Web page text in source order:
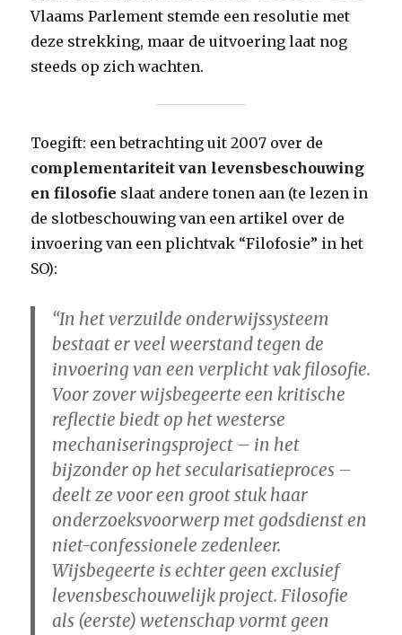
Vlaams Parlement stemde een resolutie met
deze strekking, maar de uitvoering laat nog
steeds op zich wachten.
Toegift: een betrachting uit 2007 over de
complementariteit van levensbeschouwing
en filosofie slaat andere tonen aan (te lezen in
de slotbeschouwing van een artikel over de
invoering van een plichtvak “Filofosie” in het
SO):
“In het verzuilde onderwijssysteem
bestaat er veel weerstand tegen de
invoering van een verplicht vak filosofie.
Voor zover wijsbegeerte een kritische
reflectie biedt op het westerse
mechaniseringsproject – in het
bijzonder op het secularisatieproces –
deelt ze voor een groot stuk haar
onderzoeksvoorwerp met godsdienst en
niet-confessionele zedenleer.
Wijsbegeerte is echter geen exclusief
levensbeschouwelijk project. Filosofie
als (eerste) wetenschap vormt geen